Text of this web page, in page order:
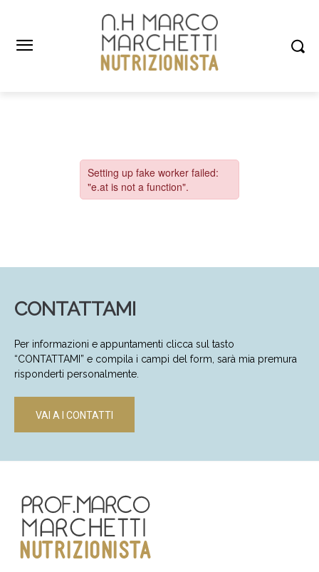
CONTATTAMI
Per informazioni e appuntamenti clicca sul tasto
“CONTATTAMI” e compila i campi del form, sarà mia premura
risponderti personalmente.
VAI A I CONTATTI